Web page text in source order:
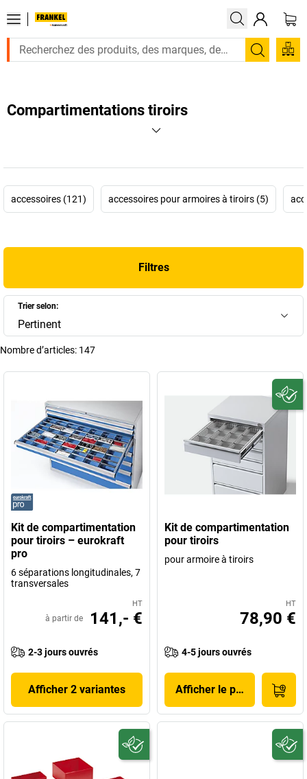
Compartimentations tiroirs
accessoires (121) accessoires pour armoires à tiroirs (5)
Filtres
Trier selon:
Pertinent
Nombre d’articles: 147
Kit de compartimentation
pour tiroirs – eurokraft
pro
6 séparations longitudinales, 7
transversales
HT
à partir de 141,- €
2-3 jours ouvrés
Afficher 2 variantes
Kit de compartimentation
pour tiroirs
pour armoire à tiroirs
HT
78,90 €
4-5 jours ouvrés
Afficher le produit